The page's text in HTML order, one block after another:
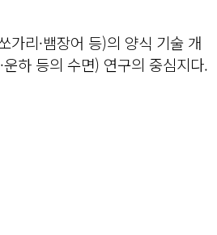
가리·뱀장어 등)의 양식 기술 개
하 등의 수면) 연구의 중심지다.